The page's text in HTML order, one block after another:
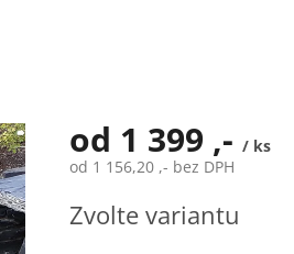
od 1 399 ,- / ks
od 1 156,20 ,- bez DPH
cena:
Zvolte variantu